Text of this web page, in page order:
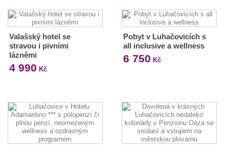
Valašský hotel se
stravou i pivními
lázněmi
4 990 Kč
Pobyt v Luhačovicích s
all inclusive a wellness
6 750 Kč